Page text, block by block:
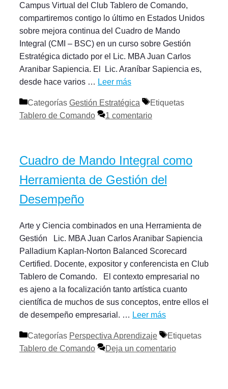
Campus Virtual del Club Tablero de Comando,
compartiremos contigo lo último en Estados Unidos
sobre mejora continua del Cuadro de Mando
Integral (CMI – BSC) en un curso sobre Gestión
Estratégica dictado por el Lic. MBA Juan Carlos
Aranibar Sapiencia. El Lic. Araníbar Sapiencia es,
desde hace varios … Leer más
Categorías Gestión Estratégica
Etiquetas
Tablero de Comando
1 comentario
Cuadro de Mando Integral como
Herramienta de Gestión del
Desempeño
Arte y Ciencia combinados en una Herramienta de
Gestión Lic. MBA Juan Carlos Aranibar Sapiencia
Palladium Kaplan-Norton Balanced Scorecard
Certified. Docente, expositor y conferencista en Club
Tablero de Comando. El contexto empresarial no
es ajeno a la focalización tanto artística cuanto
científica de muchos de sus conceptos, entre ellos el
de desempeño empresarial. … Leer más
Categorías Perspectiva Aprendizaje
Etiquetas
Tablero de Comando
Deja un comentario